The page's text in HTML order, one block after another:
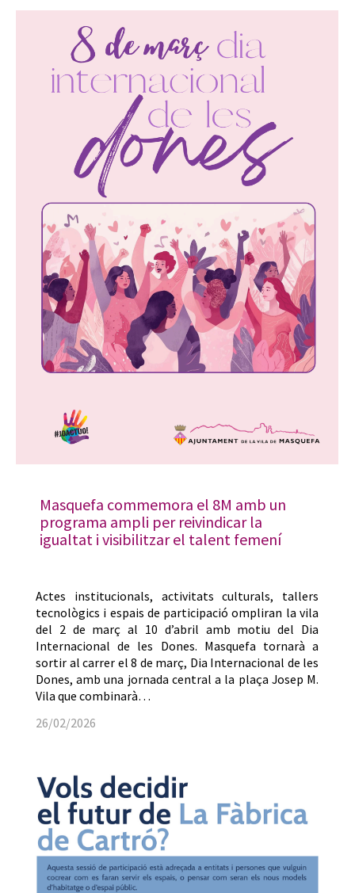
Masquefa commemora el 8M amb un
programa ampli per reivindicar la
igualtat i visibilitzar el talent femení
Actes institucionals, activitats culturals, tallers
tecnològics i espais de participació ompliran la vila
del 2 de març al 10 d’abril amb motiu del Dia
Internacional de les Dones. Masquefa tornarà a
sortir al carrer el 8 de març, Dia Internacional de les
Dones, amb una jornada central a la plaça Josep M.
Vila que combinarà…
26/02/2026